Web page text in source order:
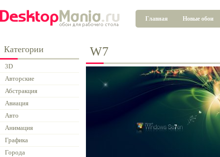
Главная Новые обои
Категории
3D
Авторские
Абстракция
Авиация
Авто
Анимация
Графика
Города
W7